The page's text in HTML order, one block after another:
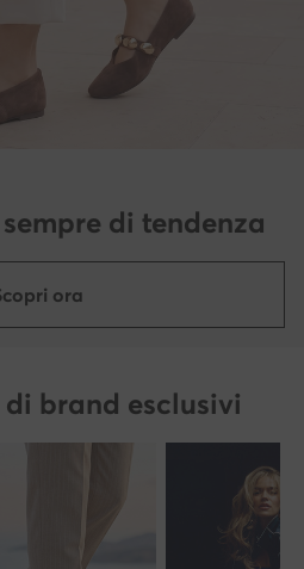
di tendenza
ora
brand esclusivi